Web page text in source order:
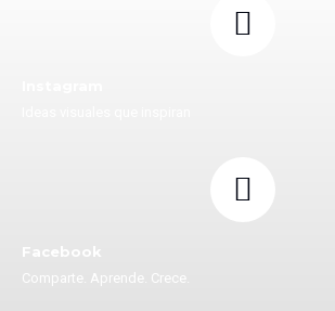
Facebook
Comparte. Aprende. Crece.